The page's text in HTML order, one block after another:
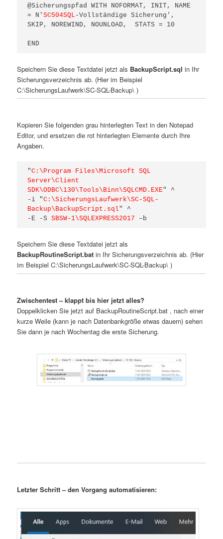
@Sicherungspfad WITH NOFORMAT, INIT, NAME
= N'SC504SQL -Vollständige Sicherung',
SKIP, NOREWIND, NOUNLOAD,  STATS = 10
END
Speichern Sie diese Textdatei jetzt als BackupScript.sql in Ihr
Sicherungsverzeichnis ab. (Hier im Beispiel
C:\SicherungsLaufwerk\SC-SQL-Backup\ )
Kopieren Sie folgenden grau hinterlegten Text in den Notepad
Editor, und ersetzen die rot hinterlegten Elemente durch Ihre
Angaben.
"C:\Program Files\Microsoft SQL
Server\Client
SDK\ODBC\130\Tools\Binn\SQLCMD.EXE" ^
-i "C:\SicherungsLaufwerk\SC-SQL-
Backup\BackupScript.sql" ^
-E -S SBSW-1\SQLEXPRESS2017 –b
Speichern Sie diese Textdatei jetzt als
BackupRoutineScript.bat in Ihr Sicherungsverzeichnis ab. (Hier
im Beispiel C:\SicherungsLaufwerk\SC-SQL-Backup\ )
Zwischentest – klappt bis hier jetzt alles?
Doppelklicken Sie jetzt auf BackupRoutineScript.bat , nach einer
kurze Weile (kann je nach Datenbankgröße etwas dauern) sehen
Sie dann je nach Wochentag die erste Sicherung.
Letzter Schritt – den Vorgang automatisieren: